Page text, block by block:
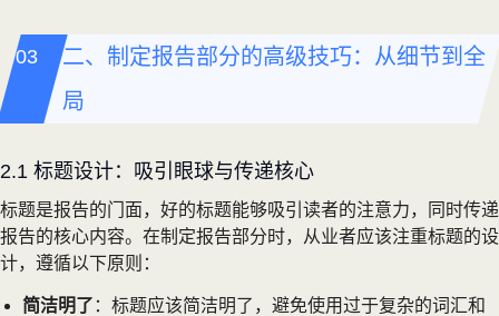
二、制定报告部分的高级技巧：从细节到全
局
2.1 标题设计：吸引眼球与传递核心
标题是报告的门面，好的标题能够吸引读者的注意力，同时传递
报告的核心内容。在制定报告部分时，从业者应该注重标题的设
计，遵循以下原则：
简洁明了 ：标题应该简洁明了，避免使用过于复杂的词汇和